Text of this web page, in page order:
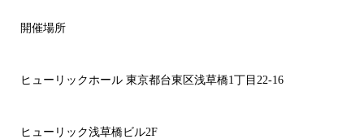
開催場所
ヒューリックホール 東京都台東区浅草橋1丁目22-16
ヒューリック浅草橋ビル2F